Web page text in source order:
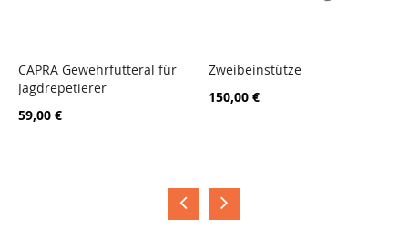
ZUR
VERGLEICHSLISTE
CAPRA Gewehrfutteral für
Jagdrepetierer
59,00 €
ZUR
Zweibeinstütze
150,00 €